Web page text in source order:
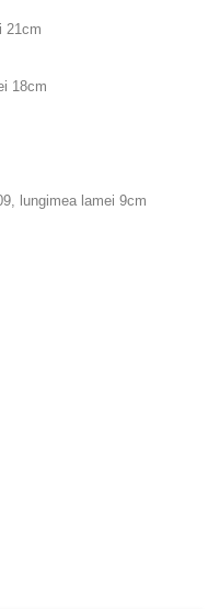
21cm
18cm
lungimea lamei 9cm